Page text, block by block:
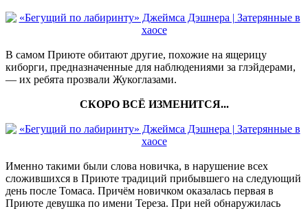
В самом Приюте обитают другие, похожие на ящерицу
киборги, предназначенные для наблюдениями за глэйдерами,
— их ребята прозвали Жукоглазами.
СКОРО ВСЁ ИЗМЕНИТСЯ...
Именно такими были слова новичка, в нарушение всех
сложившихся в Приюте традиций прибывшего на следующий
день после Томаса. Причём новичком оказалась первая в
Приюте девушка по имени Тереза. При ней обнаружилась